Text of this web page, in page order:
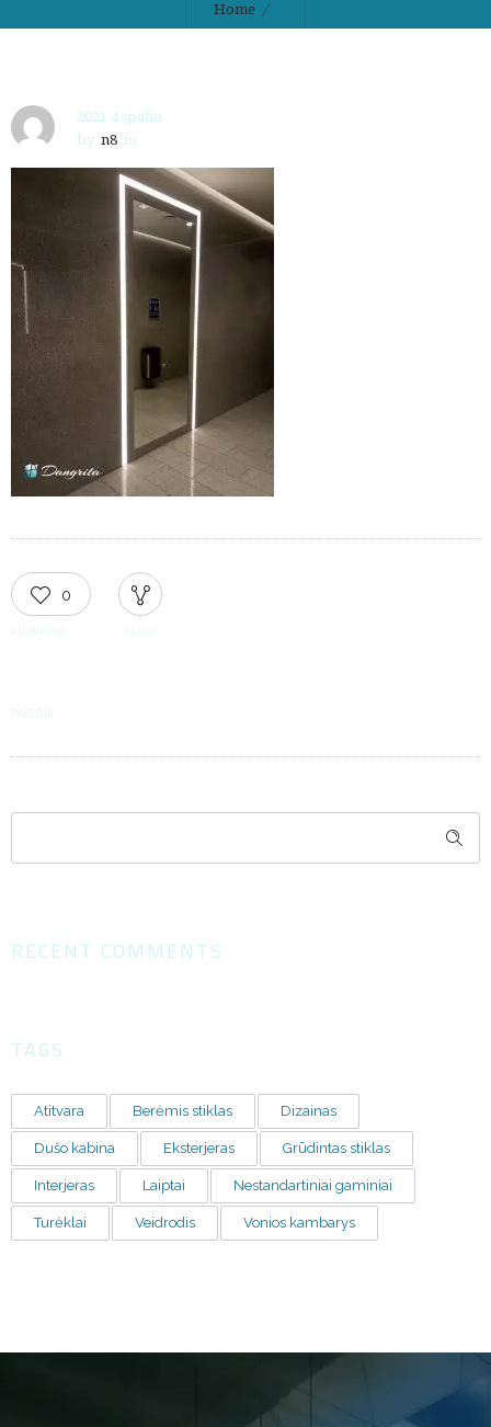
Home
2021 4 spalio
by n8 in
0
RECOMMEND SHARE
TAGGED IN
RECENT COMMENTS
TAGS
Atitvara Berėmis stiklas Dizainas
Dušo kabina Eksterjeras Grūdintas stiklas
Interjeras Laiptai Nestandartiniai gaminiai
Turėklai Veidrodis Vonios kambarys